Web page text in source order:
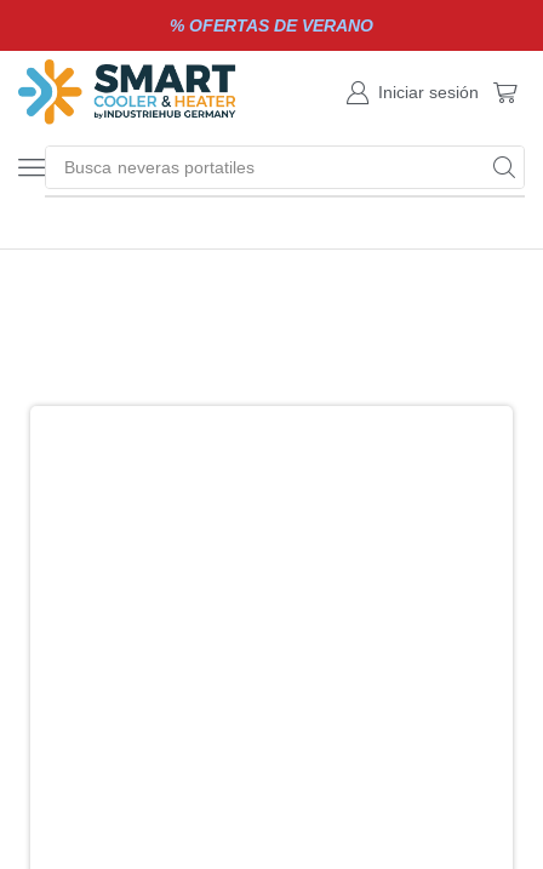
% OFERTAS DE VERANO
Iniciar sesión
Busca neveras portatiles